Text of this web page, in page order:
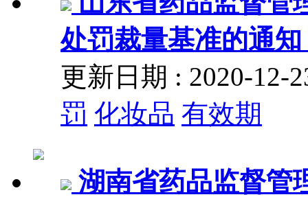
处罚裁量基准的通
更新日期 : 2020-12-
罚 化妆品 有效期
湖南省药品监督管